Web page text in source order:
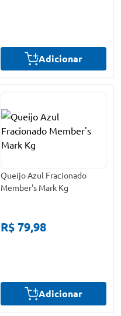
Adicionar
Queijo Azul Fracionado
Member's Mark Kg
R$ 79,98
Adicionar